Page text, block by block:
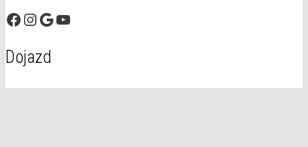
Facebook
Instagram
GoogleYouTube
Dojazd